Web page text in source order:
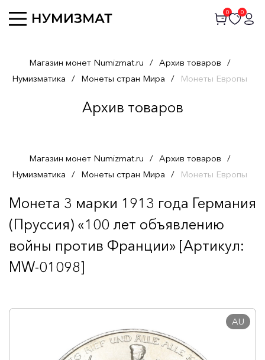
0 0
Магазин монет Numizmat.ru / Архив товаров /
Нумизматика / Монеты стран Мира / Монеты Европы
Архив товаров
Магазин монет Numizmat.ru / Архив товаров /
Нумизматика / Монеты стран Мира / Монеты Европы
Монета 3 марки 1913 года Германия
(Пруссия) «100 лет объявлению
войны против Франции» [Артикул:
MW-01098]
AU